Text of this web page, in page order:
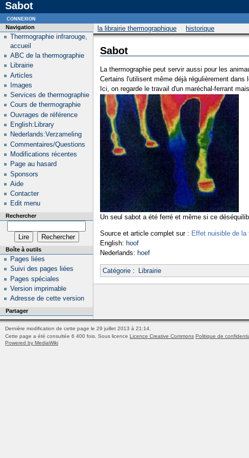
Sabot
la librairie thermographique historique
Sabot
La thermographie peut servir aussi pour les
Certains l'utilisent même déjà régulièrement dans
Ici, on regarde le travail d'un maréchal-ferrant
Un seul sabot a été ferré et même si ce
Source et article complet sur : Effet nuisible de la
English: hoof
Nederlands: hoef
Catégorie: Librairie
Navigation
Thermographie infrarouge,
accueil
ABC de la thermographie
Librairie
Articles
Images
Services de thermographie
Cours de thermographie
Ouvrages de référence
English:Library
Nederlands:Verzameling
Commentaires/Questions
Modifications récentes
Page au hasard
Sponsors
Aide
Contacter
Edit menu
Rechercher
Boîte à outils
Pages liées
Suivi des pages liées
Pages spéciales
Version imprimable
Adresse de cette version
Partager
connexion
Dernière modification de cette page le 29 juillet 2013 à 21:14.
Cette page a été consultée 6 400 fois. Sous licence Licence Creative Commons Politique de
Powered by MediaWiki